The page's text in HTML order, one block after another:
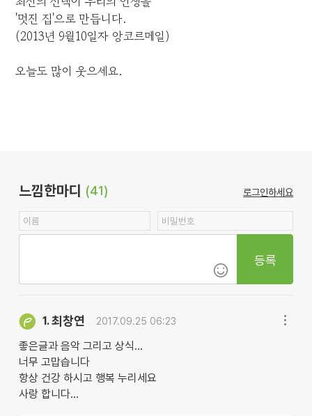
'멋진 집'으로 만듭니다.
(2013년 9월10일자 앙코르메일)
오늘도 많이 웃으세요.
느낌한마디 (41) 로그인하세요
등록
1.최창연 2017.09.25 06:23
좋은글과 음악 그리고 상식...
너무 고맙습니다
항상 건강 하시고 행복 누리세요
사랑 합니다...